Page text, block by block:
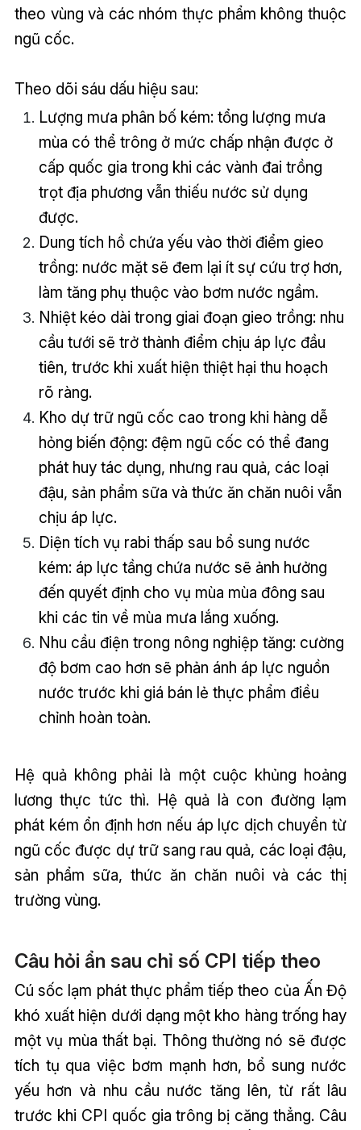
theo vùng và các nhóm thực phẩm không thuộc
ngũ cốc.
Theo dõi sáu dấu hiệu sau:
Lượng mưa phân bố kém: tổng lượng mưa
mùa có thể trông ở mức chấp nhận được ở
cấp quốc gia trong khi các vành đai trồng
trọt địa phương vẫn thiếu nước sử dụng
được.
Dung tích hồ chứa yếu vào thời điểm gieo
trồng: nước mặt sẽ đem lại ít sự cứu trợ hơn,
làm tăng phụ thuộc vào bơm nước ngầm.
Nhiệt kéo dài trong giai đoạn gieo trồng: nhu
cầu tưới sẽ trở thành điểm chịu áp lực đầu
tiên, trước khi xuất hiện thiệt hại thu hoạch
rõ ràng.
Kho dự trữ ngũ cốc cao trong khi hàng dễ
hỏng biến động: đệm ngũ cốc có thể đang
phát huy tác dụng, nhưng rau quả, các loại
đậu, sản phẩm sữa và thức ăn chăn nuôi vẫn
chịu áp lực.
Diện tích vụ rabi thấp sau bổ sung nước
kém: áp lực tầng chứa nước sẽ ảnh hưởng
đến quyết định cho vụ mùa mùa đông sau
khi các tin về mùa mưa lắng xuống.
Nhu cầu điện trong nông nghiệp tăng: cường
độ bơm cao hơn sẽ phản ánh áp lực nguồn
nước trước khi giá bán lẻ thực phẩm điều
chỉnh hoàn toàn.
Hệ quả không phải là một cuộc khủng hoảng
lương thực tức thì. Hệ quả là con đường lạm
phát kém ổn định hơn nếu áp lực dịch chuyển từ
ngũ cốc được dự trữ sang rau quả, các loại đậu,
sản phẩm sữa, thức ăn chăn nuôi và các thị
trường vùng.
Câu hỏi ẩn sau chỉ số CPI tiếp theo
Cú sốc lạm phát thực phẩm tiếp theo của Ấn Độ
khó xuất hiện dưới dạng một kho hàng trống hay
một vụ mùa thất bại. Thông thường nó sẽ được
tích tụ qua việc bơm mạnh hơn, bổ sung nước
yếu hơn và nhu cầu nước tăng lên, từ rất lâu
trước khi CPI quốc gia trông bị căng thẳng. Câu